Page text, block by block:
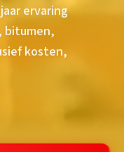
ervaring
bitumen,
kosten,